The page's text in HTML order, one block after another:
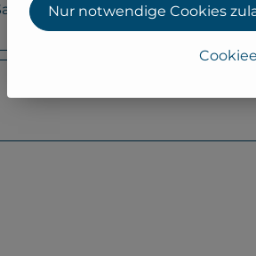
Nur notwendige Cookies